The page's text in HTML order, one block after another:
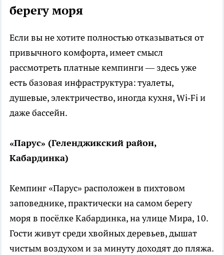
берегу моря
Если вы не хотите полностью отказываться от
привычного комфорта, имеет смысл
рассмотреть платные кемпинги — здесь уже
есть базовая инфраструктура: туалеты,
душевые, электричество, иногда кухня, Wi‑Fi и
даже бассейн.
«Парус» (Геленджикский район,
Кабардинка)
Кемпинг «Парус» расположен в пихтовом
заповеднике, практически на самом берегу
моря в посёлке Кабардинка, на улице Мира, 10.
Гости живут среди хвойных деревьев, дышат
чистым воздухом и за минуту доходят до пляжа.